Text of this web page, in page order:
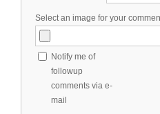
Select an image for your
Notify me of
followup
comments via e-
mail